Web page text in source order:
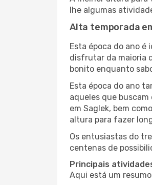
lhe algumas
Alta temporada
Esta época do ano é
disfrutar da maioria
bonito enquanto
Esta época do ano
aqueles que
em Saglek, bem
altura para fazer
Os entusiastas do
centenas de
Principais
Aqui está um